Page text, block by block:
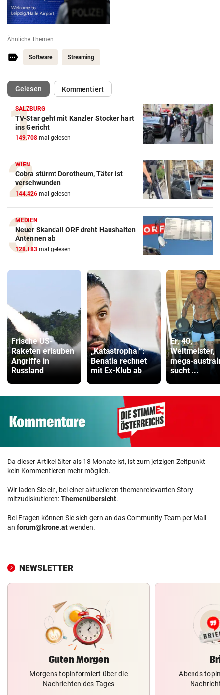
Ähnliche Themen
Software Streaming
Gelesen(ausgewählt)Kommentiert
SALZBURG
TV-Star geht mit Kanzler Stocker hart
ins Gericht
149.708 mal gelesen
WIEN
Cobra stürmt Dorotheum, Täter ist
verschwunden
144.426 mal gelesen
MEDIEN
Neuer Skandal! ORF dreht Haushalten
Antennen ab
128.183 mal gelesen
Frische US-
Raketen erlauben
Angriffe in
Russland
„Katastrophal“:
Benatia rechnet
mit Ex-Klub ab
Er, 40,
Weltmeister,
mega-
sucht ...
Da dieser Artikel älter als 18 Monate ist, ist zum jetzigen Zeitpunkt
kein Kommentieren mehr möglich.
Wir laden Sie ein, bei einer aktuelleren themenrelevanten Story
mitzudiskutieren:Themenübersicht.
Bei Fragen können Sie sich gern an das Community-Team per Mail
an forum@krone.atwenden.
NEWSLETTER
Guten Morgen
Morgens topinformiert über die
Nachrichten des Tages
Abends